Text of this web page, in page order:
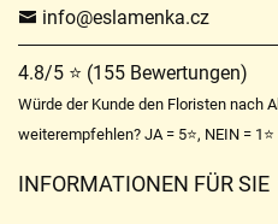
info@eslamenka.cz
4.8/5 ⭐ (155 Bewertungen)
Würde der Kunde den Floristen nach
weiterempfehlen? JA = 5⭐, NEIN = 1⭐
INFORMATIONEN FÜR SIE